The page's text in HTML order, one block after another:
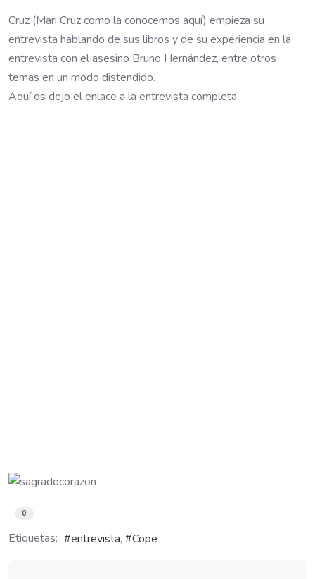
Cruz (Mari Cruz como la conocemos aquí) empieza su
entrevista hablando de sus libros y de su experiencia en la
entrevista con el asesino Bruno Hernández, entre otros
temas en un modo distendido.
Aquí os dejo el enlace a la entrevista completa.
0
Etiquetas: entrevista Cope